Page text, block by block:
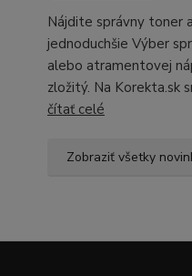
Nájdite správny toner
jednoduchšie Výber
alebo atramentovej
zložitý. Na Korekta.sk
čítať celé
Zobraziť všetky